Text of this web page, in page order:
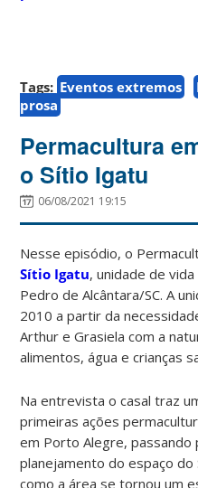
Tags: Eventos extremos
prosa
Permacultura
o Sítio Igatu
06/08/2021 19:15
Nesse episódio, o
Sítio Igatu, unidade de
Pedro de Alcântara/SC. A
2010 a partir da
Arthur e Grasiela com a
alimentos, água e crianças
Na entrevista o casal traz
primeiras ações
em Porto Alegre,
planejamento do espaço
como a área se tornou um